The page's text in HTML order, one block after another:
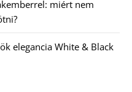
miért nem
elegancia White & Black